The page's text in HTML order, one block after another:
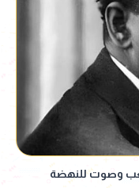
وصوت للنهضة